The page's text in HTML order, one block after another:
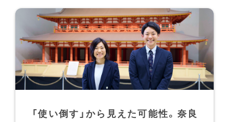
「使い倒す」から見えた可能性。奈良